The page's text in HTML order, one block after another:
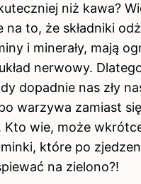
niż kawa?
na to, że składniki
i minerały, mają
nerwowy.
dopadnie nas zły
warzywa zamiast
Kto wie, może
które po
na zielono?!